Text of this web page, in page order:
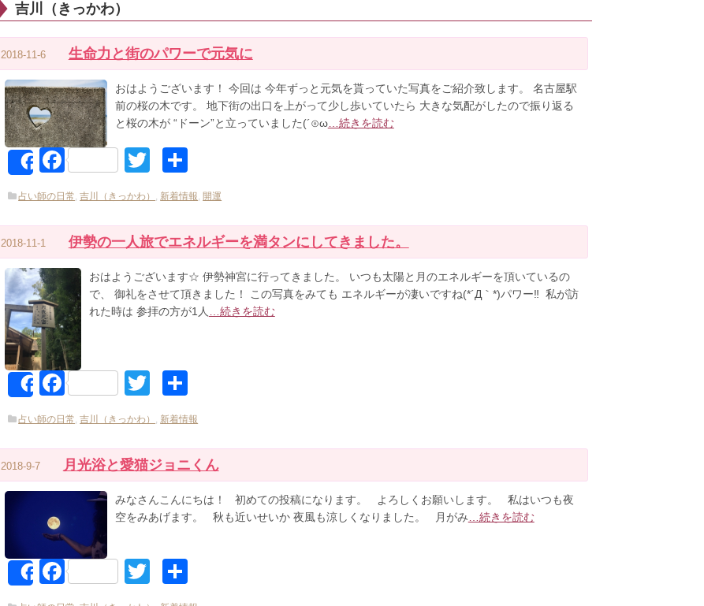
吉川（きっかわ）
2018-11-6 生命力と街のパワーで元気に
おはようございます！ 今回は 今年ずっと元気を貰っていた写真をご紹介致します。 名古屋駅
前の桜の木です。 地下街の出口を上がって少し歩いていたら 大きな気配がしたので振り返る
と桜の木が “ドーン”と立っていました(´⊙ω…続きを読む
ShareFacebookTwitter
有
占い師の日常,吉川（きっかわ） , 新着情報, 開運
2018-11-1 伊勢の一人旅でエネルギーを満タンにしてきました。
おはようございます☆ 伊勢神宮に行ってきました。 いつも太陽と月のエネルギーを頂いているの
で、 御礼をさせて頂きました！ この写真をみても エネルギーが凄いですね(*´Д｀*)パワー‼︎ 私が訪
れた時は 参拝の方が1人 …続きを読む
ShareFacebookTwitter
共
有
占い師の日常 ,吉川（きっかわ） 新着情報
2018-9-7 月光浴と愛猫ジョニくん
みなさんこんにちは！ 初めての投稿になります。 よろしくお願いします。 私はいつも夜
空をみあげます。 秋も近いせいか 夜風も涼しくなりました。 月がみ …続きを読む
ShareFacebookTwitter
有